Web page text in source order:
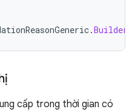
.Builder
cấp trong thời gian có